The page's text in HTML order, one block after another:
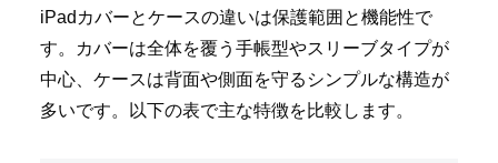
iPadカバーとケースの違いは保護範囲と機能性で
す。カバーは全体を覆う手帳型やスリーブタイプが
中心、ケースは背面や側面を守るシンプルな構造が
多いです。以下の表で主な特徴を比較します。